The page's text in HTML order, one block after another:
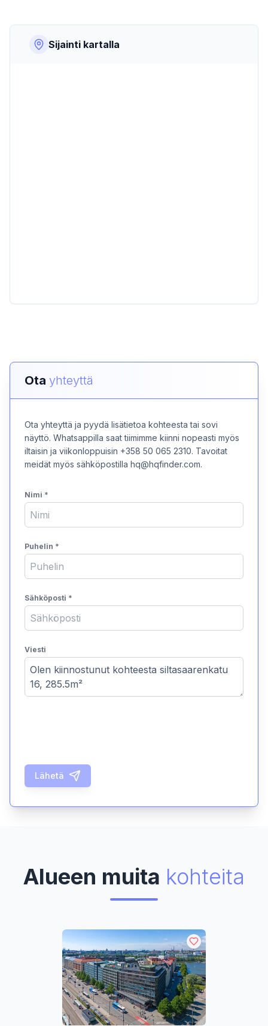
Sijainti kartalla
Ota yhteyttä
Ota yhteyttä ja pyydä lisätietoa kohteesta tai sovi
näyttö. Whatsappilla saat tiimimme kiinni nopeasti myös
iltaisin ja viikonloppuisin +358 50 065 2310. Tavoitat
meidät myös sähköpostilla hq@hqfinder.com.
Nimi *
Puhelin *
Sähköposti *
Viesti
Lähetä
Alueen muita kohteita